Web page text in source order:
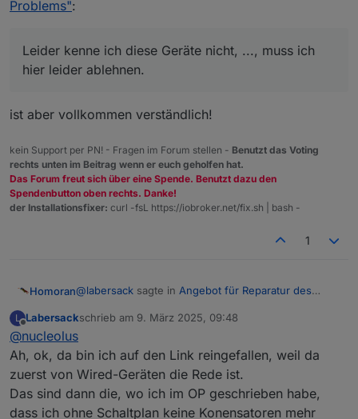
Problems":
Leider kenne ich diese Geräte nicht, ..., muss ich
hier leider ablehnen.
ist aber vollkommen verständlich!
kein Support per PN! - Fragen im Forum stellen - Benutzt das Voting
rechts unten im Beitrag wenn er euch geholfen hat.
Das Forum freut sich über eine Spende. Benutzt dazu den
Spendenbutton oben rechts. Danke!
der Installationsfixer: curl -fsL https://iobroker.net/fix.sh | bash -
1
Homoran@labersack sagte in Angebot für Reparatur des
das sind die ganz normalen Unterputz (FlushMount)
Aktoren.
L
Offline
Labersackschrieb am 9. März 2025, 09:48
zuletzt editiert von
@nucleolus
Ah, ok, da bin ich auf den Link reingefallen, weil da
zuerst von Wired-Geräten die Rede ist.
Das sind dann die, wo ich im OP geschrieben habe,
dass ich ohne Schaltplan keine Konensatoren mehr